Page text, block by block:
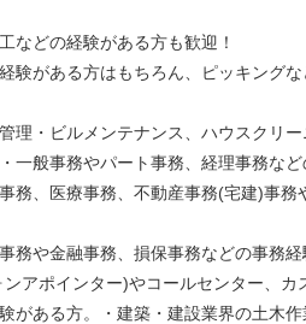
などの経験がある方も歓迎！
験がある方はもちろん、ピッキング
理・ビルメンテナンス、ハウスクリ
一般事務やパート事務、経理事務など
務、医療事務、不動産事務(宅建)事
務や金融事務、損保事務などの事務経
ンアポインター)やコールセンター、カ
がある方。・建築・建設業界の土木